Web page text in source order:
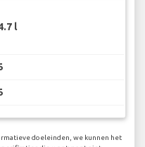
l
doeleinden, we kunnen het